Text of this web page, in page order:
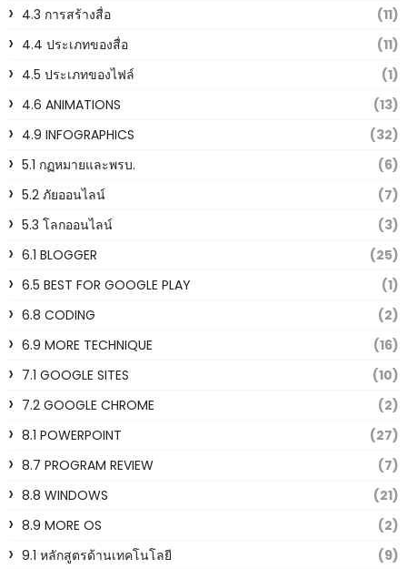
4.3 การสร้างสื่อ
(11)
4.4 ประเภทของสื่อ
(11)
4.5 ประเภทของไฟล์
(1)
4.6 ANIMATIONS
(13)
4.9 INFOGRAPHICS
(32)
5.1 กฏหมายและพรบ.
(6)
5.2 ภัยออนไลน์
(7)
5.3 โลกออนไลน์
(3)
6.1 BLOGGER
(25)
6.5 BEST FOR GOOGLE PLAY
(1)
6.8 CODING
(2)
6.9 MORE TECHNIQUE
(16)
7.1 GOOGLE SITES
(10)
7.2 GOOGLE CHROME
(2)
8.1 POWERPOINT
(27)
8.7 PROGRAM REVIEW
(7)
8.8 WINDOWS
(21)
8.9 MORE OS
(2)
9.1 หลักสูตรด้านเทคโนโลยี
(9)